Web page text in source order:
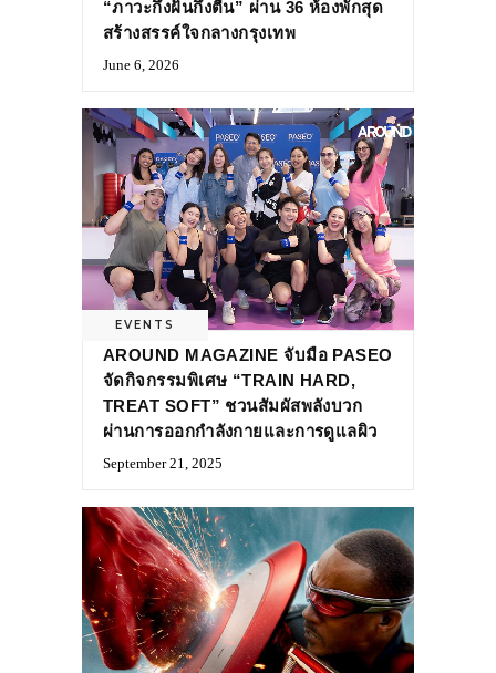
“ภาวะกึ่งฝันกึ่งตื่น” ผ่าน 36 ห้องพักสุด
สร้างสรรค์ใจกลางกรุงเทพ
June 6, 2026
EVENTS
AROUND MAGAZINE จับมือ PASEO
จัดกิจกรรมพิเศษ “TRAIN HARD,
TREAT SOFT” ชวนสัมผัสพลังบวก
ผ่านการออกกำลังกายและการดูแลผิว
September 21, 2025